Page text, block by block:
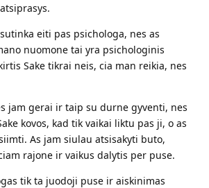
eiti pas psichologa, nes as
nuomone tai yra psichologinis
Sake tikrai neis, cia man reikia, nes
jam gerai ir taip su durne gyventi, nes
kovos, kad tik vaikai liktu pas ji, o as
As jam siulau atsisakyti buto,
rajone ir vaikus dalytis per puse.
tik ta juodoji puse ir aiskinimas